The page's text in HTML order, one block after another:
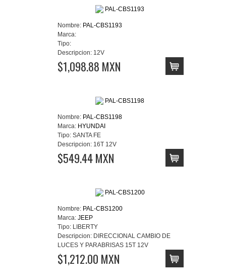
Nombre: PAL-CBS1193
Marca:
Tipo:
Descripcion: 12V
$1,098.88 MXN
Nombre: PAL-CBS1198
Marca: HYUNDAI
Tipo: SANTA FE
Descripcion: 16T 12V
$549.44 MXN
Nombre: PAL-CBS1200
Marca: JEEP
Tipo: LIBERTY
Descripcion: DIRECCIONAL CAMBIO DE
LUCES Y PARABRISAS 15T 12V
$1,212.00 MXN